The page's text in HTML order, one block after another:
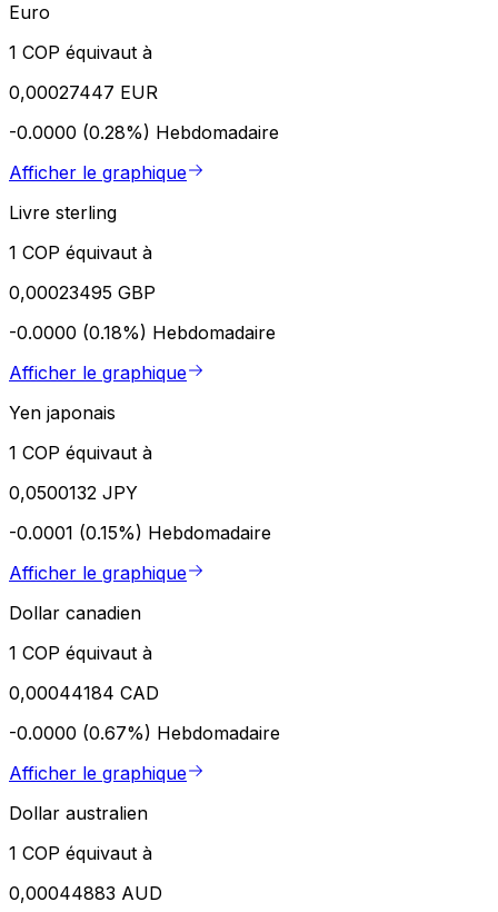
Euro
1 COP équivaut à
0,00027447 EUR
-0.0000 (0.28%) Hebdomadaire
Afficher le graphique
Livre sterling
1 COP équivaut à
0,00023495 GBP
-0.0000 (0.18%) Hebdomadaire
Afficher le graphique
Yen japonais
1 COP équivaut à
0,0500132 JPY
-0.0001 (0.15%) Hebdomadaire
Afficher le graphique
Dollar canadien
1 COP équivaut à
0,00044184 CAD
-0.0000 (0.67%) Hebdomadaire
Afficher le graphique
Dollar australien
1 COP équivaut à
0,00044883 AUD